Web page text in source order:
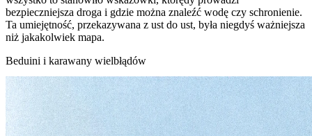
bezpieczniejsza droga i gdzie można znaleźć wodę czy schronienie.
Ta umiejętność, przekazywana z ust do ust, była niegdyś ważniejsza
niż jakakolwiek mapa.
Beduini i karawany wielbłądów